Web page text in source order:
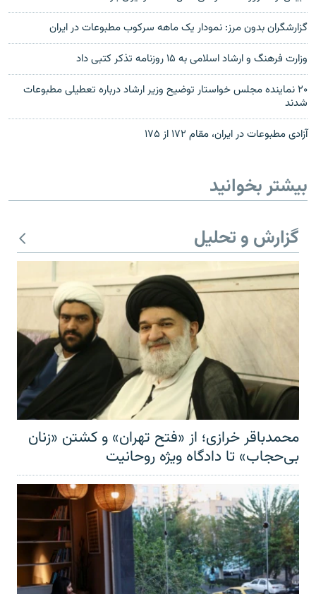
گزارشگران بدون مرز: نمودار یک ماهه سرکوب مطبوعات در ایران
وزارت فرهنگ و ارشاد اسلامی به ۱۵ روزنامه تذكر كتبى داد
۲۰ نماينده مجلس خواستار توضیح وزیر ارشاد درباره تعطیلی مطبوعات
شدند
آزادی مطبوعات در ایران، مقام ۱۷۲ از ۱۷۵
بیشتر بخوانید
گزارش و تحلیل
محمدباقر خرازی؛ از «فتح تهران» و کشتن «زنان
بی‌حجاب» تا دادگاه ویژه روحانیت